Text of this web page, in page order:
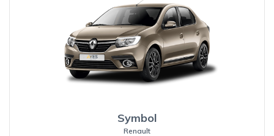
Symbol
Renault